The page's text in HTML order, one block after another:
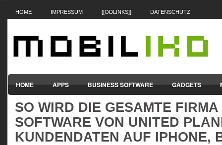
HOME IMPRESSUM [[ODLINKS]] DATENSCHUTZ
HOME APPS BUSINESS SOFTWARE GADGETS
SMARTPHONES & HANDYS TABLET-PCS VERTRÄGE &
SO WIRD DIE GESAMTE
SOFTWARE VON UNITED
KUNDENDATEN AUF IPHONE,